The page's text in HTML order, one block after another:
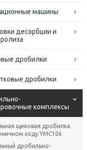
машины
десорбции и
дробилки
дробилки
комплексы
щековая дробилка
ходу YMC106
дробильно-